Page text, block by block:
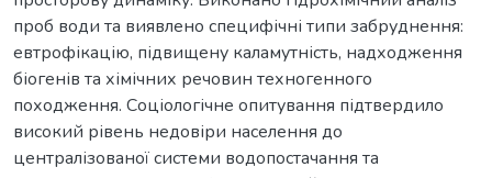
проб води та виявлено специфічні типи забруднення:
евтрофікацію, підвищену каламутність, надходження
біогенів та хімічних речовин техногенного
походження. Соціологічне опитування підтвердило
високий рівень недовіри населення до
централізованої системи водопостачання та